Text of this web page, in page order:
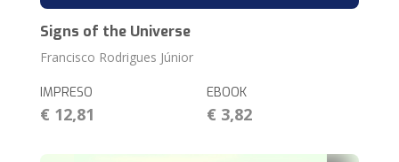
Signs of the Universe
Francisco Rodrigues Júnior
IMPRESO
€ 12,81
EBOOK
€ 3,82